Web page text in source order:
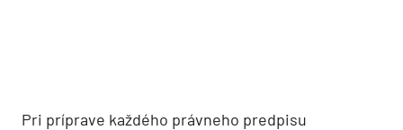
Pri príprave každého právneho predpisu